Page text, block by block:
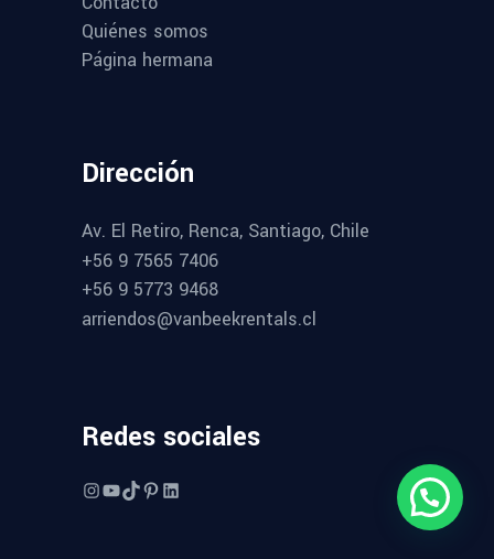
Quiénes somos
Página hermana
Dirección
Av. El Retiro, Renca, Santiago, Chile
+56 9 7565 7406
+56 9 5773 9468
arriendos@vanbeekrentals.cl
Redes sociales
Instagram
YouTube
TikTok
Pinterest
LinkedIn